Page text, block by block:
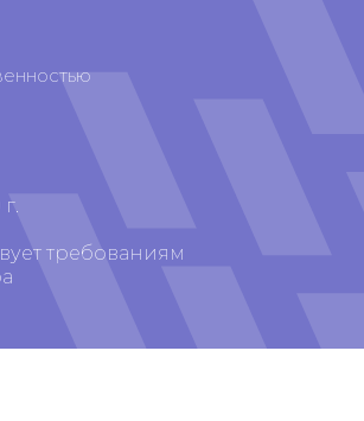
требованиям